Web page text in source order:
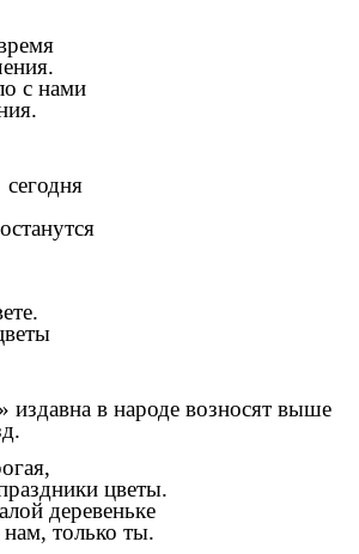
с нами
издавна в народе возносят выше
цветы.
деревеньке
только ты.